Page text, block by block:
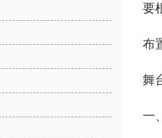
要
布
舞
一